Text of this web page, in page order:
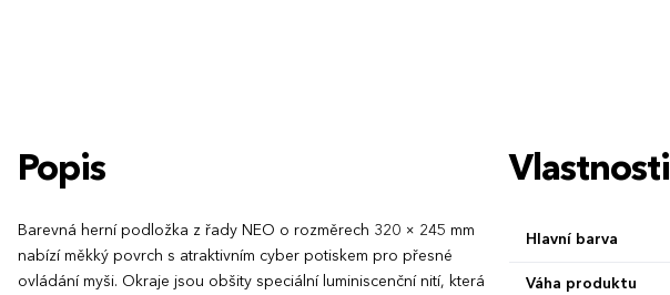
Popis
Barevná herní podložka z řady NEO o rozměrech 320 × 245 mm
nabízí měkký povrch s atraktivním cyber potiskem pro přesné
ovládání myši. Okraje jsou obšity speciální luminiscenční nití, která
Vlastnosti
Hlavní barva
Váha produktu